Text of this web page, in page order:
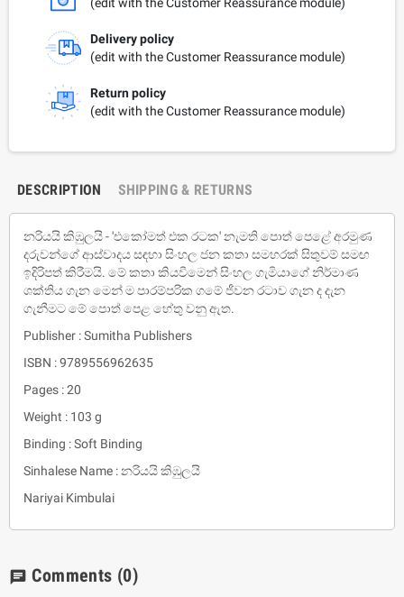
Delivery policy
(edit with the Customer Reassurance module)
Return policy
(edit with the Customer Reassurance module)
DESCRIPTION SHIPPING & RETURNS
නරියයි කිඹුලයි - 'එකෝමත් එක රටක' නැමති පොත් පෙළේ අරමුණ
දරුවන්ගේ ආස්වාදය සඳහා සිංහල ජන කතා සමහරක් සිතුවම් සමඟ
ඉදිරිපත් කිරීමයි. මේ කතා කියවීමෙන් සිංහල ගැමියා‌ගේ නිර්මාණ
ශක්තිය ගැන මෙන් ම පාරම්පරික ගමේ ජීවන රටාව ගැන ද දැන
ගැනීමට මේ පොත් පෙළ හේතු වනු ඇත.
Publisher : Sumitha Publishers
ISBN : 9789556962635
Pages : 20
Weight : 103 g
Binding : Soft Binding
Sinhalese Name : නරියයි කිඹුලයි
Nariyai Kimbulai
chat Comments (0)